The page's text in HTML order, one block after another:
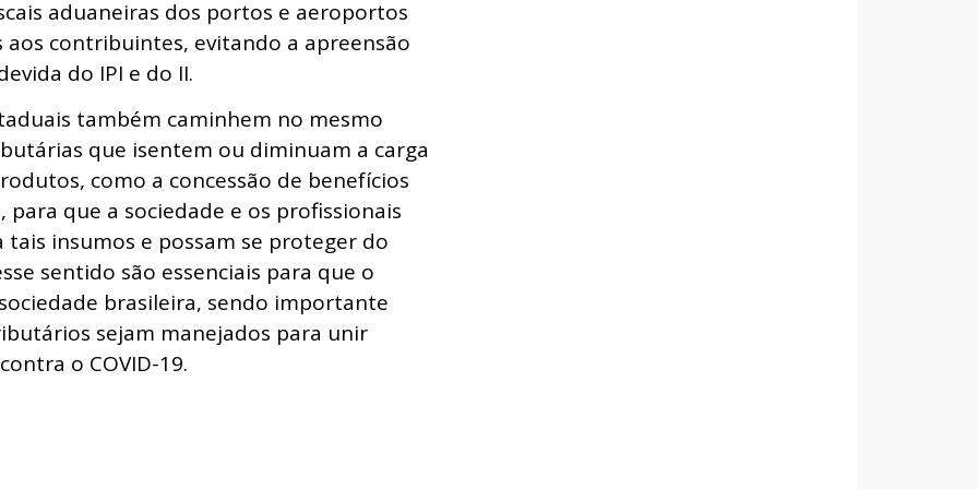
aduaneiras dos portos e aeroportos
contribuintes, evitando a apreensão
do IPI e do II.
também caminhem no mesmo
que isentem ou diminuam a carga
como a concessão de benefícios
para que a sociedade e os profissionais
insumos e possam se proteger do
sentido são essenciais para que o
brasileira, sendo importante
sejam manejados para unir
o COVID-19.